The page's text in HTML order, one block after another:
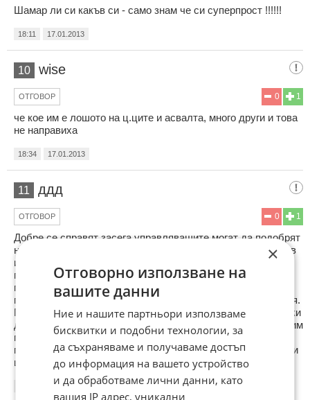
Шамар ли си какъв си - само знам че си суперпрост !!!!!!
18:11 17.01.2013
10 wise
1
0
ОТГОВОР
че кое им е лошото на ц.ците и асвалта, много други и това
не направиха
18:34 17.01.2013
11 ддд
1
0
ОТГОВОР
Добре се справят засега управляващите,могат да подобрят
нещата като направят необлагаем минимален доход 500лв
и повдигнат минималните пенсии,за да не страдат
пенсионерите. Иначе действително работят и правят
промени, тук в нашият град не спират да чистят и
поддържат парковете и тротоарите,преди си беше мизерия.
Предишните страхотно много крадяха и сключваха жестоки
договори,но каде е тяхната отговорност,кой най-сетне ще им
потърси отговорност за тези далавери? На Запад съдят
политици, а тук не, защо? Този който погне подобни крадци
ще спечели много адмирации от народа. Кой ще е той?
17.01.2013
×
Отговорно използване на
вашите данни
Ние и нашите партньори използваме
бисквитки и подобни технологии, за
да съхраняваме и получаваме достъп
до информация на вашето устройство
и да обработваме лични данни, като
вашия IP адрес, уникални